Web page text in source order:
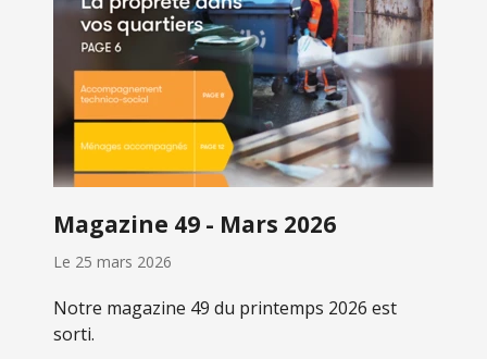
Magazine 49 - Mars 2026
Le 25 mars 2026
Notre magazine 49 du printemps 2026 est
sorti.